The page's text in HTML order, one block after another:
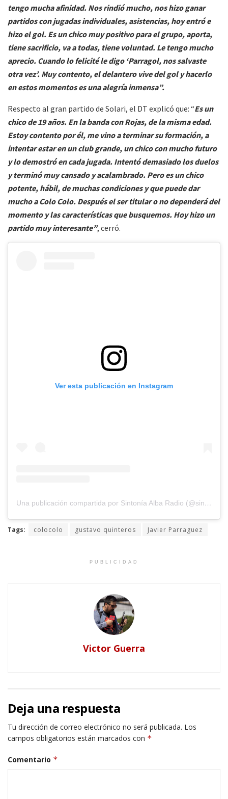
tengo mucha afinidad. Nos rindió mucho, nos hizo ganar
partidos con jugadas individuales, asistencias, hoy entró e
hizo el gol. Es un chico muy positivo para el grupo, aporta,
tiene sacrificio, va a todas, tiene voluntad. Le tengo mucho
aprecio. Cuando lo felicité le digo ‘Parragol, nos salvaste
otra vez’. Muy contento, el delantero vive del gol y hacerlo
en estos momentos es una alegría inmensa”.
Respecto al gran partido de Solari, el DT explicó que: “Es un
chico de 19 años. En la banda con Rojas, de la misma edad.
Estoy contento por él, me vino a terminar su formación, a
intentar estar en un club grande, un chico con mucho futuro
y lo demostró en cada jugada. Intentó demasiado los duelos
y terminó muy cansado y acalambrado. Pero es un chico
potente, hábil, de muchas condiciones y que puede dar
mucho a Colo Colo. Después el ser titular o no dependerá del
momento y las características que busquemos. Hoy hizo un
partido muy interesante”, cerró.
Ver esta publicación en Instagram
Una publicación compartida por Sintonía Alba Radio (@sintoniaalbaradio)
Tags: colocolo gustavo quinteros Javier Parraguez
PUBLICIDAD
Victor Guerra
Deja una respuesta
Tu dirección de correo electrónico no será publicada. Los
campos obligatorios están marcados con *
Comentario *